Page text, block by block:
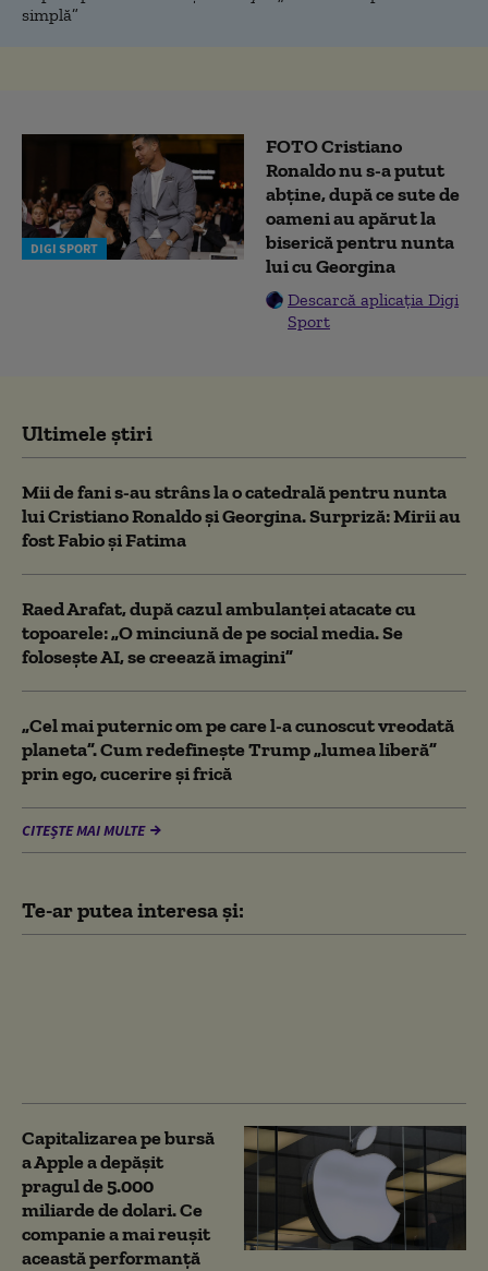
simplă”
DIGI SPORT
FOTO Cristiano
Ronaldo nu s-a putut
abține, după ce sute de
oameni au apărut la
biserică pentru nunta
lui cu Georgina
Descarcă aplicația Digi
Sport
Ultimele știri
Mii de fani s-au strâns la o catedrală pentru nunta
lui Cristiano Ronaldo şi Georgina. Surpriză: Mirii au
fost Fabio şi Fatima
Raed Arafat, după cazul ambulanței atacate cu
topoarele: „O minciună de pe social media. Se
folosește AI, se creează imagini”
„Cel mai puternic om pe care l-a cunoscut vreodată
planeta”. Cum redefinește Trump „lumea liberă”
prin ego, cucerire și frică
CITEȘTE MAI MULTE
Te-ar putea interesa și:
Capitalizarea pe bursă
a Apple a depăşit
pragul de 5.000
miliarde de dolari. Ce
companie a mai reușit
această performanță